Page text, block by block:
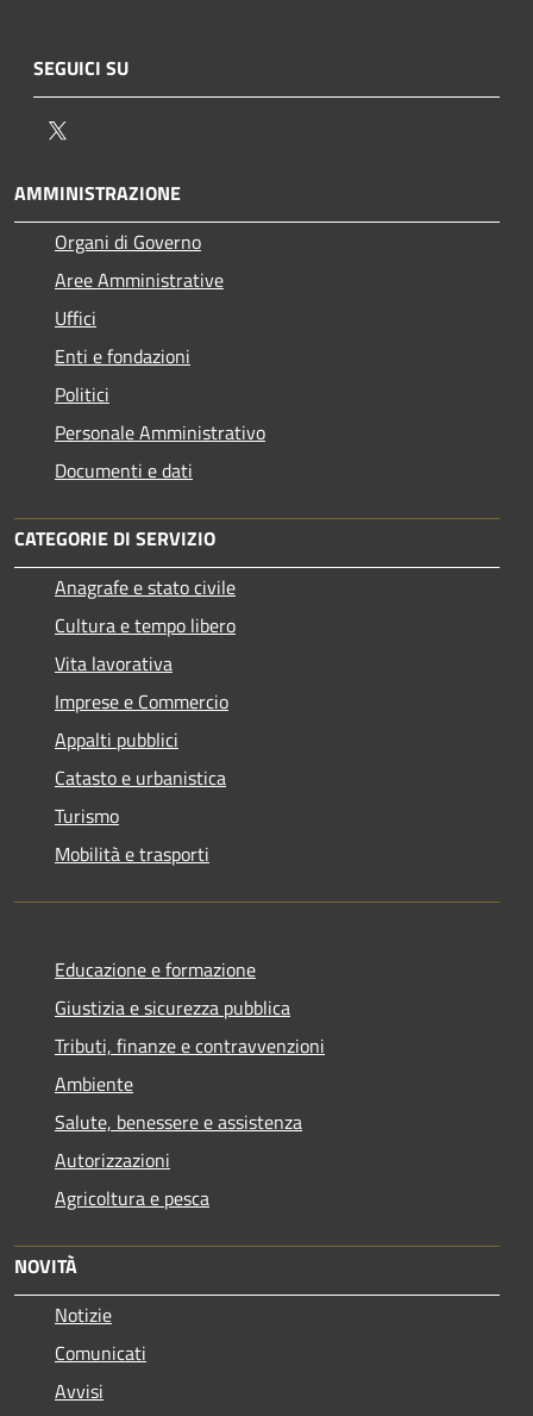
SEGUICI SU
AMMINISTRAZIONE
Organi di Governo
Aree Amministrative
Uffici
Enti e fondazioni
Politici
Personale Amministrativo
Documenti e dati
CATEGORIE DI SERVIZIO
Anagrafe e stato civile
Cultura e tempo libero
Vita lavorativa
Imprese e Commercio
Appalti pubblici
Catasto e urbanistica
Turismo
Mobilità e trasporti
Educazione e formazione
Giustizia e sicurezza pubblica
Tributi, finanze e contravvenzioni
Ambiente
Salute, benessere e assistenza
Autorizzazioni
Agricoltura e pesca
NOVITÀ
Notizie
Comunicati
Avvisi